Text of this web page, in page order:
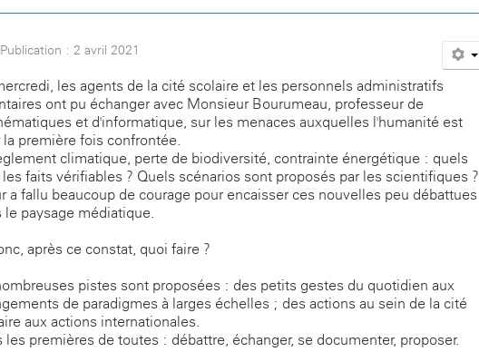
Publication : 2 avril 2021
les agents de la cité scolaire et les personnels administratifs
ont pu échanger avec Monsieur Bourumeau, professeur de
et d'informatique, sur les menaces auxquelles l'humanité est
la première fois confrontée.
climatique, perte de biodiversité, contrainte énergétique : quels
faits vérifiables ? Quels scénarios sont proposés par les scientifiques ?
a fallu beaucoup de courage pour encaisser ces nouvelles peu débattues
le paysage médiatique.
après ce constat, quoi faire ?
pistes sont proposées : des petits gestes du quotidien aux
de paradigmes à larges échelles ; des actions au sein de la cité
aux actions internationales.
les premières de toutes : débattre, échanger, se documenter, proposer.